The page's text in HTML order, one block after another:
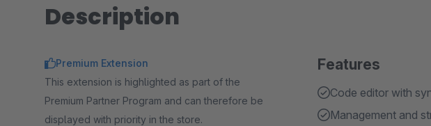
Description
Features
Code editor with
Management and
Premium Extension
This extension is highlighted as part of the
Premium Partner Program and can therefore be
displayed with priority in the store.